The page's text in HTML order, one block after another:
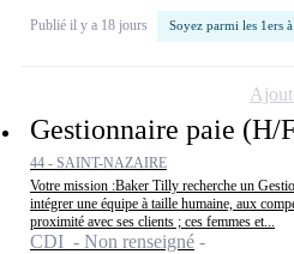
Publié il y a 18 jours Soyez parmi les 1ers
Gestionnaire paie (H/
44 - SAINT-NAZAIRE
Votre mission :Baker Tilly recherche un
intégrer une équipe à taille humaine, aux
proximité avec ses clients ; ces femmes et...
CDI - Non renseigné